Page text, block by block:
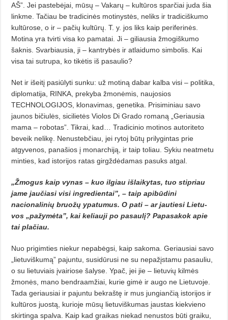
AŠ”. Jei pastebėjai, mūsų – Vakarų – kultūros sparčiai juda šia
linkme. Ta­čiau be tradicinės motinystės, neliks ir tradiciškumo
kultūrose, o ir – pa­čių kultūrų. T. y. jos liks kaip periferi­nės.
Motina yra tvirti visa ko pa­ma­tai. Ji – giliausia žmogiškumo
šaknis. Svarbiausia, ji – kantrybės ir atlaidumo simbolis. Kai
visa tai sutrupa, ko tikėtis iš pasaulio?
Net ir išeitį pasiū­lyti sunku: už mo­tiną dabar kalba visi – politika,
dip­lo­matija, RINKA, prekyba žmonė­mis, naujosios
TECHNOLOGIJOS, klo­navimas, genetika. Prisimi­niau savo
jaunos bičiulės, sicilietės Violos Di Grado romaną „Geriausia
mama – robotas”. Tikrai, kad… Tradicinio mo­tinos autoriteto
beveik nelikę. Ne­nustebčiau, jei rytoj būtų prilygintas prie
atgyvenos, panašios į monarchiją, ir taip toliau. Sykiu neatmetu
min­ties, kad istorijos ratas girgždėdamas pasuks atgal.
„Žmogus kaip vynas – kuo il­giau išlaikytas, tuo stipriau
jame jaučiasi visi ingredientai”, – taip apibūdini
nacionalinių bruožų ypa­­tumus. O pati – ar jautiesi Lie­tu­
vos „pažymėta”, kai keliauji po pasaulį? Papasakok apie
tai plačiau.
Nuo prigimties niekur nepabėg­si, kaip sakoma. Geriausiai savo
„lie­tuviškumą” pajuntu, susidūrusi ne su nepažįstamu pasauliu,
o su lietuviais įvairiose šalyse. Ypač, jei jie – lietuvių kilmės
žmonės, mano bendra­amžiai, kurie gimė ir augo ne Lie­tuvoje.
Tada geriausiai ir pajuntu be­kraštę ir mus jungiančią istorijos ir
kultūros juostą, kurioje mūsų lietuviš­kumas įaustas kiekvieno
skirtinga spalva. Kaip kad graikas niekad nenustos būti graiku,